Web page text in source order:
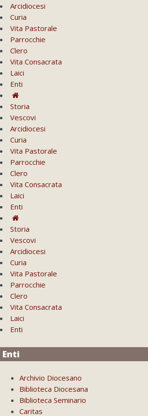
Arcidiocesi
Curia
Vita Pastorale
Parrocchie
Clero
Vita Consacrata
Laici
Enti
Storia
Vescovi
Arcidiocesi
Curia
Vita Pastorale
Parrocchie
Clero
Vita Consacrata
Laici
Enti
Storia
Vescovi
Arcidiocesi
Curia
Vita Pastorale
Parrocchie
Clero
Vita Consacrata
Laici
Enti
Enti
Archivio Diocesano
Biblioteca Diocesana
Biblioteca Seminario
Caritas